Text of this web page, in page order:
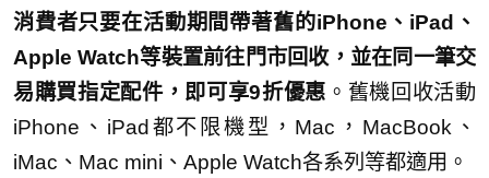
消費者只要在活動期間帶著舊的iPhone、iPad、
Apple Watch等裝置前往門市回收，並在同一筆交
易購買指定配件，即可享9折優惠 。舊機回收活動
iPhone、iPad都不限機型，Mac，MacBook、
iMac、Mac mini、Apple Watch各系列等都適用。